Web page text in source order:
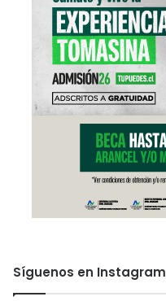
Síguenos en Instagram